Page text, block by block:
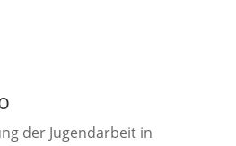
der Jugendarbeit in